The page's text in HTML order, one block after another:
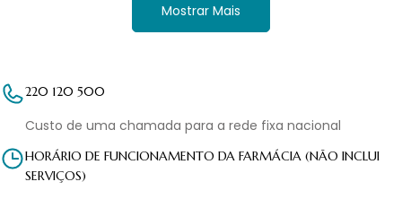
Mostrar Mais
220 120 500
Custo de uma chamada para a rede fixa nacional
HORÁRIO DE FUNCIONAMENTO DA FARMÁCIA (NÃO INCLUI
SERVIÇOS)